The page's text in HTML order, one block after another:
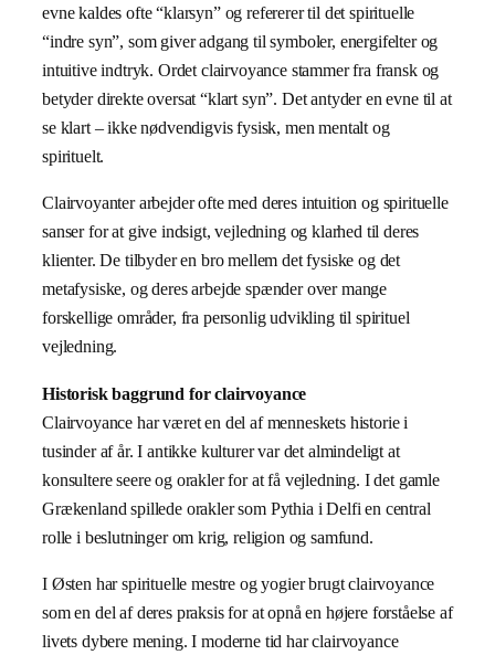
evne kaldes ofte “klarsyn” og refererer til det spirituelle
“indre syn”, som giver adgang til symboler, energifelter og
intuitive indtryk. Ordet clairvoyance stammer fra fransk og
betyder direkte oversat “klart syn”. Det antyder en evne til at
se klart – ikke nødvendigvis fysisk, men mentalt og
spirituelt.
Clairvoyanter arbejder ofte med deres intuition og spirituelle
sanser for at give indsigt, vejledning og klarhed til deres
klienter. De tilbyder en bro mellem det fysiske og det
metafysiske, og deres arbejde spænder over mange
forskellige områder, fra personlig udvikling til spirituel
vejledning.
Historisk baggrund for clairvoyance
Clairvoyance har været en del af menneskets historie i
tusinder af år. I antikke kulturer var det almindeligt at
konsultere seere og orakler for at få vejledning. I det gamle
Grækenland spillede orakler som Pythia i Delfi en central
rolle i beslutninger om krig, religion og samfund.
I Østen har spirituelle mestre og yogier brugt clairvoyance
som en del af deres praksis for at opnå en højere forståelse af
livets dybere mening. I moderne tid har clairvoyance